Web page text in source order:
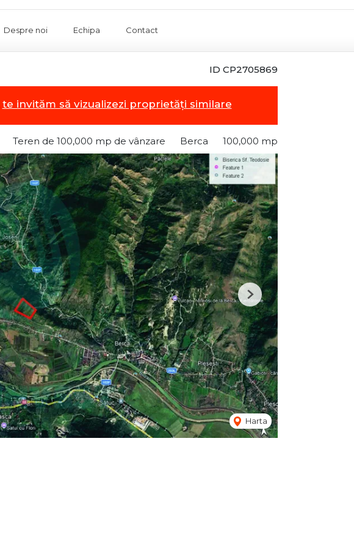
Despre noi Echipa Contact
ID CP2705869
te invităm să vizualizezi proprietăți similare
Teren de 100,000 mp de vânzare Berca 100,000 mp
Harta
Next